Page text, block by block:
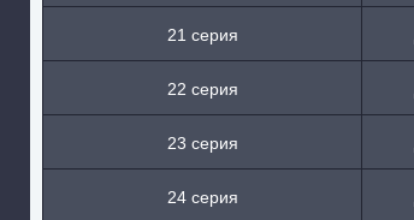
21 серия
22 серия
23 серия
24 серия